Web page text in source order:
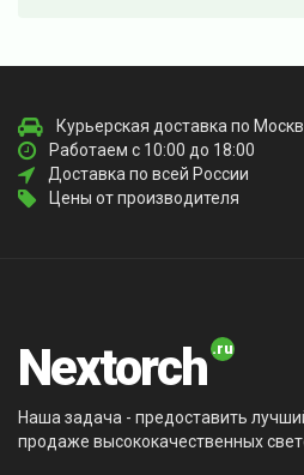
Курьерская доставка по
Работаем с 10:00 до 18:00
Доставка по всей России
Цены от производителя
Nextorch
Наша задача - предоставить
продаже высококачественных